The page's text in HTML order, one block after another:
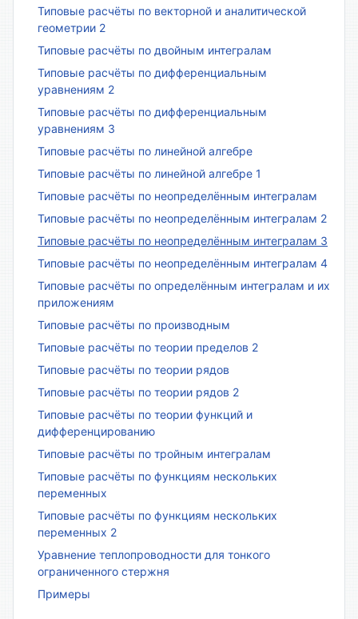
Типовые расчёты по векторной и аналитической
геометрии 2
Типовые расчёты по двойным интегралам
Типовые расчёты по дифференциальным
уравнениям 2
Типовые расчёты по дифференциальным
уравнениям 3
Типовые расчёты по линейной алгебре
Типовые расчёты по линейной алгебре 1
Типовые расчёты по неопределённым интегралам
Типовые расчёты по неопределённым интегралам 2
Типовые расчёты по неопределённым интегралам 3
Типовые расчёты по неопределённым интегралам 4
Типовые расчёты по определённым интегралам и их
приложениям
Типовые расчёты по производным
Типовые расчёты по теории пределов 2
Типовые расчёты по теории рядов
Типовые расчёты по теории рядов 2
Типовые расчёты по теории функций и
дифференцированию
Типовые расчёты по тройным интегралам
Типовые расчёты по функциям нескольких
переменных
Типовые расчёты по функциям нескольких
переменных 2
Уравнение теплопроводности для тонкого
ограниченного стержня
Примеры